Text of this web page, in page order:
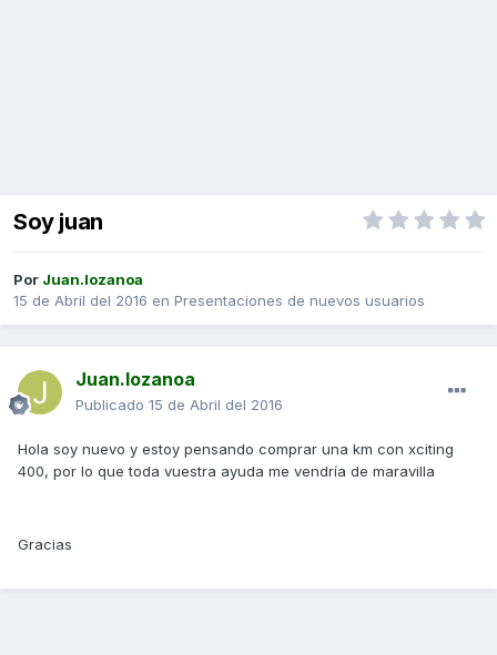
Soy juan
Por Juan.lozanoa
15 de Abril del 2016 en Presentaciones de nuevos usuarios
Juan.lozanoa
Publicado 15 de Abril del 2016
Hola soy nuevo y estoy pensando comprar una km con xciting
400, por lo que toda vuestra ayuda me vendría de maravilla
Gracias